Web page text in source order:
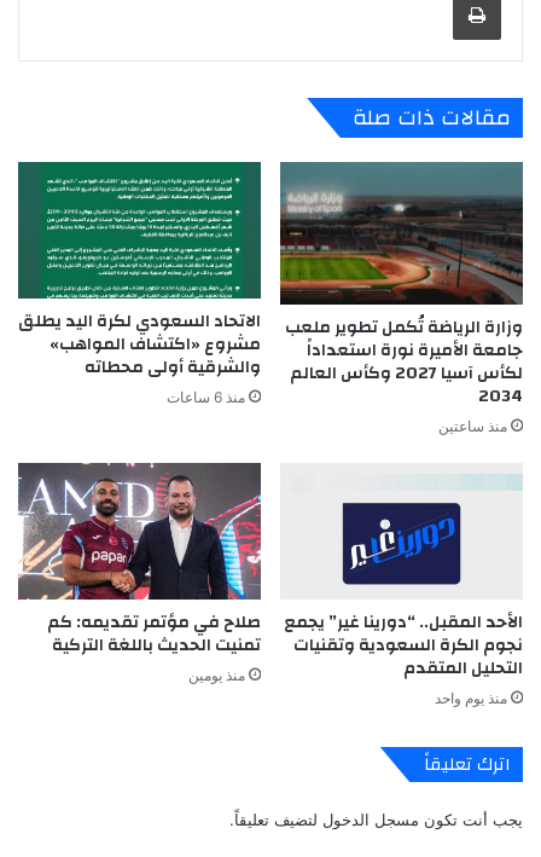
مقالات ذات صلة
وزارة الرياضة تُكمل تطوير ملعب
جامعة الأميرة نورة استعداداً
لكأس آسيا 2027 وكأس العالم
2034
منذ ساعتين
الاتحاد السعودي لكرة اليد يطلق
مشروع «اكتشاف المواهب»
والشرقية أولى محطاته
منذ 6 ساعات
الأحد المقبل.. “دورينا غير” يجمع
نجوم الكرة السعودية وتقنيات
التحليل المتقدم
منذ يوم واحد
صلاح في مؤتمر تقديمه: كم
تمنيت الحديث باللغة التركية
منذ يومين
اترك تعليقاً
يجب أنت تكون مسجل الدخول لتضيف تعليقاً.